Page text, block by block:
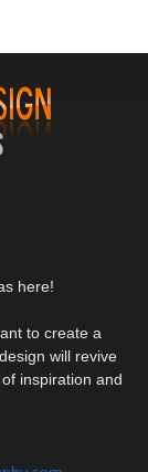
here!
to create a
will revive
inspiration and